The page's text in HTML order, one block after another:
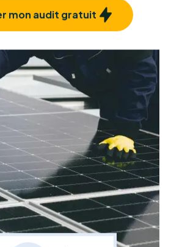
et isolation façade
à l'intérieur comme à
savoir plus
et isolation toiture
habitat et améliorez votre
confort.
savoir plus